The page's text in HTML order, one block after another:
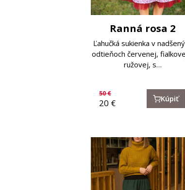
Ranná rosa 2
Ľahučká sukienka v
odtieňoch červenej,
ružovej, s…
50€
20 € Kúpiť